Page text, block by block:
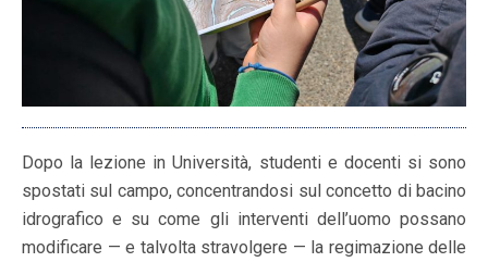
Dopo la lezione in Università, studenti e docenti si sono
spostati sul campo, concentrandosi sul concetto di bacino
idrografico e su come gli interventi dell’uomo possano
modificare — e talvolta stravolgere — la regimazione delle